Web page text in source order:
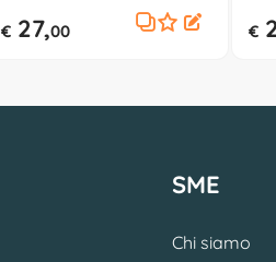
€27,00 €
SME
Chi siamo